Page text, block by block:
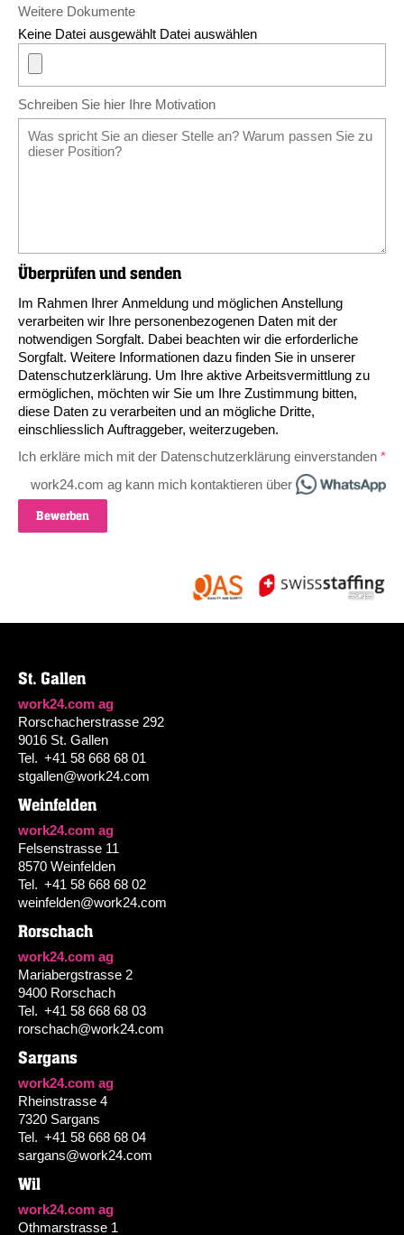
Weitere Dokumente
Keine Datei ausgewählt Datei auswählen
Schreiben Sie hier Ihre Motivation
Überprüfen und senden
Im Rahmen Ihrer Anmeldung und möglichen Anstellung
verarbeiten wir Ihre personenbezogenen Daten mit der
notwendigen Sorgfalt. Dabei beachten wir die erforderliche
Sorgfalt. Weitere Informationen dazu finden Sie in unserer
Datenschutzerklärung. Um Ihre aktive Arbeitsvermittlung zu
ermöglichen, möchten wir Sie um Ihre Zustimmung bitten,
diese Daten zu verarbeiten und an mögliche Dritte,
einschliesslich Auftraggeber, weiterzugeben.
Ich erkläre mich mit der Datenschutzerklärung einverstanden
work24.com ag kann mich kontaktieren über
Bewerben
St. Gallen
work24.com ag
Rorschacherstrasse 292
9016 St. Gallen
Tel. +41 58 668 68 01
stgallen@work24.com
Weinfelden
work24.com ag
Felsenstrasse 11
8570 Weinfelden
Tel. +41 58 668 68 02
weinfelden@work24.com
Rorschach
work24.com ag
Mariabergstrasse 2
9400 Rorschach
Tel. +41 58 668 68 03
rorschach@work24.com
Sargans
work24.com ag
Rheinstrasse 4
7320 Sargans
Tel. +41 58 668 68 04
sargans@work24.com
Wil
work24.com ag
Othmarstrasse 1